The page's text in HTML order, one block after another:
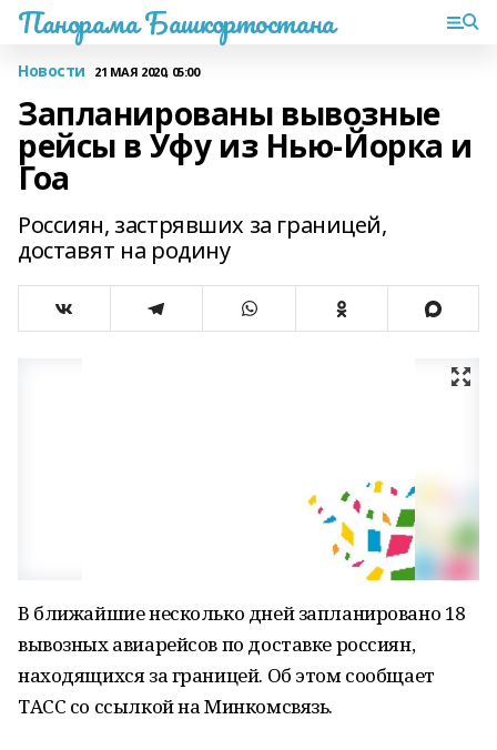
Панорама Башкортостана
Новости 21 МАЯ 2020, 05:00
Запланированы вывозные
рейсы в Уфу из Нью-Йорка и
Гоа
Россиян, застрявших за границей,
доставят на родину
В ближайшие несколько дней запланировано 18
вывозных авиарейсов по доставке россиян,
находящихся за границей. Об этом сообщает
ТАСС со ссылкой на Минкомсвязь.